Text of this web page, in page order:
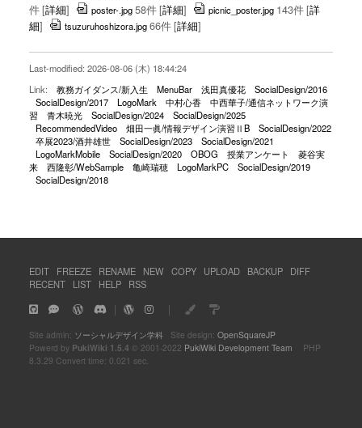
件[詳細] poster-.jpg58件[詳細] picnic_poster.jpg 143件[詳
細] tsuzuruhoshizora.jpg66件[詳細]
Last-modified: 2026-08-06 (木) 18:44:24
Link:
教務ガイダンス/新入生 MenuBar 浅田真優花
SocialDesign/2016
SocialDesign/2017
LogoMark 中村心香
中西華子/通信ネットワーク演
習
青木暁光 SocialDesign/2024
SocialDesign/2025
RecommendedVideo
畑田一眞/情報デザイン演習ⅡB
SocialDesign/2022
卒展2023/酒井雄世
SocialDesign/2023
SocialDesign/2021
LogoMarkMobile
SocialDesign/2020 OBOG 授業アンケート
菱谷実
来
西隆彰/WebSample 亀崎瑞穂 LogoMarkPC
SocialDesign/2019
SocialDesign/2018
EDIT FREEZE RENAME NEW COPY UPLOAD BACKUP
DIFF
RECENT
LIST HELP RSS
｜ ｜
Site admin: ソーシャルデザイン学科Site design: OpenSquareJP
Powerd by PukiWiki 1.5.4 © 2001-2022 PukiWiki Development Team PHP
8.3.29 Convert time: 0.021 sec.